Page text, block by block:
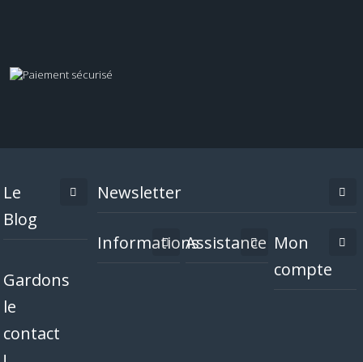
Le
Blog
Gardons
le
contact
Newsletter
InformationsAssistance Mon
compte